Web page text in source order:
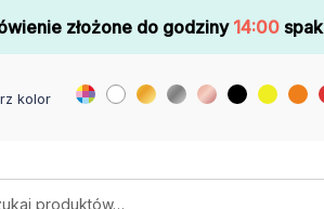
złożone do godziny14:00
kolor